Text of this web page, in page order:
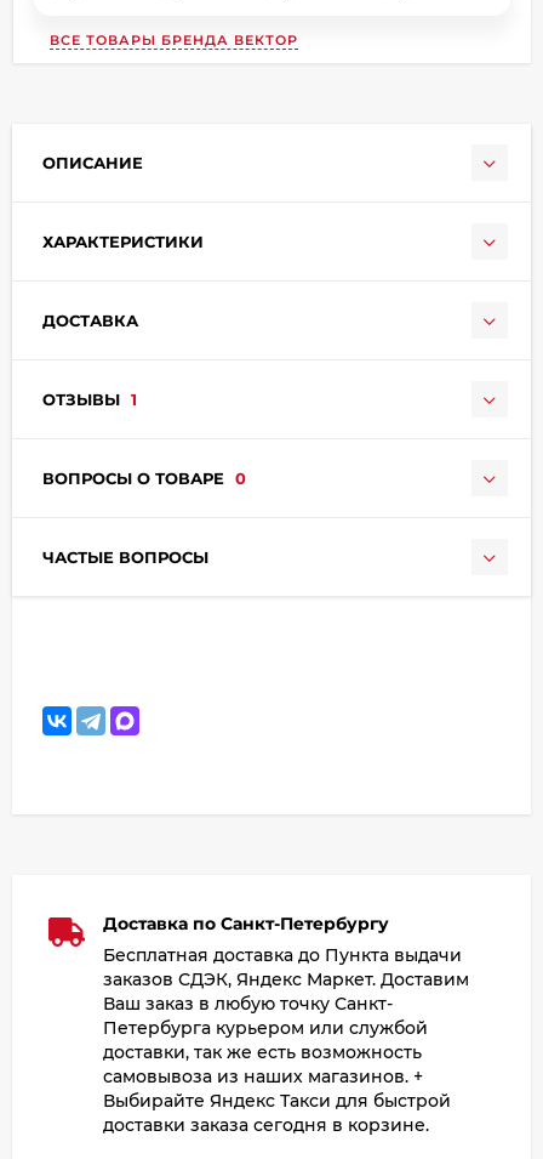
ВСЕ ТОВАРЫ БРЕНДА ВЕКТОР
ОПИСАНИЕ
ХАРАКТЕРИСТИКИ
ДОСТАВКА
ОТЗЫВЫ 1
ВОПРОСЫ О ТОВАРЕ 0
ЧАСТЫЕ ВОПРОСЫ
Доставка по Санкт-Петербургу
Бесплатная доставка до Пункта выдачи
заказов СДЭК, Яндекс Маркет. Доставим
Ваш заказ в любую точку Санкт-
Петербурга курьером или службой
доставки, так же есть возможность
самовывоза из наших магазинов. +
Выбирайте Яндекс Такси для быстрой
доставки заказа сегодня в корзине.